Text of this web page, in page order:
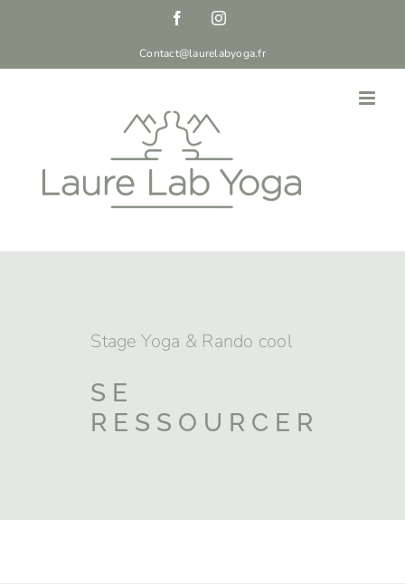
contenu
FacebookInstagram
Contact@laurelabyoga.fr
Stage Yoga & Rando cool
SE
RESSOURCER